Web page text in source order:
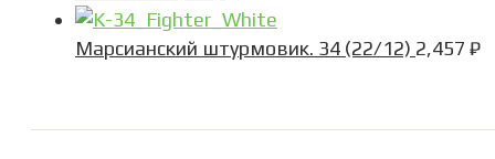
Марсианский штурмовик. 34 (22/12) 2,457 ₽